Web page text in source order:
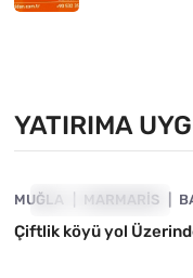
YATIRIMA
YATIRIMA UYGUN
MUĞLA MARMARIS
Çiftlik köyü yol